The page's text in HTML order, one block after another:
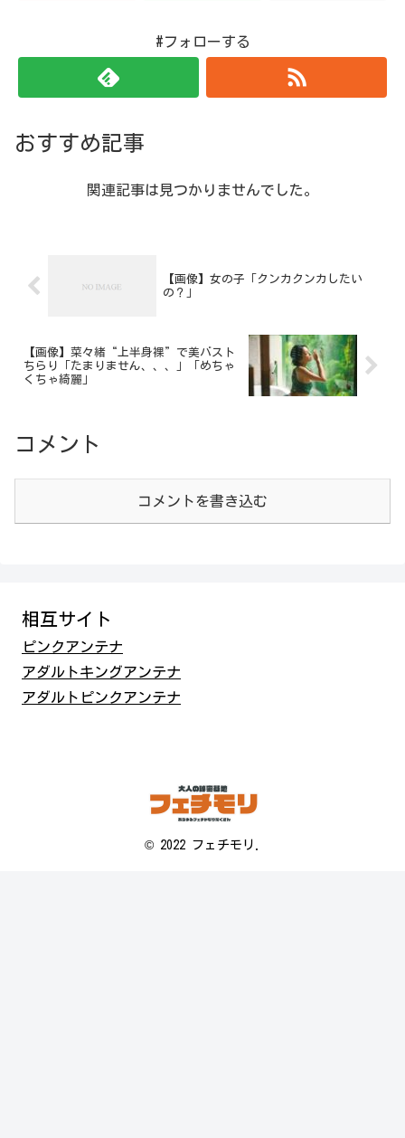
#フォローする
おすすめ記事
関連記事は見つかりませんでした。
【画像】女の子「クンカクンカしたい
の？」
【画像】菜々緒“上半身裸”で美バスト
ちらり「たまりません、、、」「めちゃ
くちゃ綺麗」
コメント
コメントを書き込む
相互サイト
ピンクアンテナ
アダルトキングアンテナ
アダルトピンクアンテナ
© 2022 フェチモリ.